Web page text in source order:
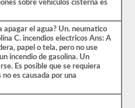
sobre vehiculos cisterna es
apagar el agua? Un. neumatico
C. incendios electricos Ans: A
papel o tela, pero no use
incendio de gasolina. Un
Es posible que se requiera
es causada por una